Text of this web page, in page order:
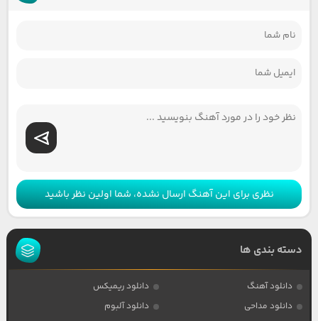
نظری برای این آهنگ ارسال نشده، شما اولین نظر باشید
دسته بندی ها
دانلود آهنگ
دانلود ریمیکس
دانلود مداحی
دانلود آلبوم